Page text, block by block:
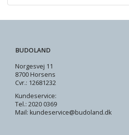
BUDOLAND
Norgesvej 11
8700 Horsens
Cvr.: 12681232
Kundeservice:
Tel.: 2020 0369
Mail: kundeservice@budoland.dk